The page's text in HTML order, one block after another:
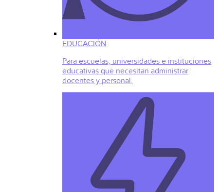
EDUCACIÓN
Para escuelas, universidades e instituciones
educativas que necesitan administrar
docentes y personal.